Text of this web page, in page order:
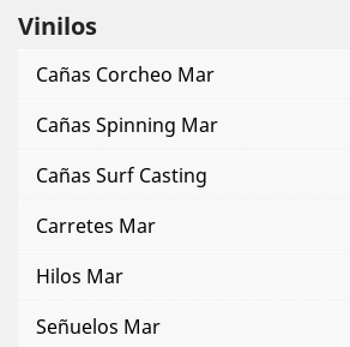
Vinilos
Cañas Corcheo Mar
Cañas Spinning Mar
Cañas Surf Casting
Carretes Mar
Hilos Mar
Señuelos Mar